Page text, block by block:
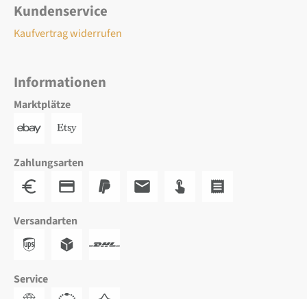
Kundenservice
Kaufvertrag widerrufen
Informationen
Marktplätze
Zahlungsarten
Versandarten
Service